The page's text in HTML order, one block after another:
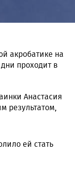
акробатике на
проходит в
Анастасия
результатом,
ей стать